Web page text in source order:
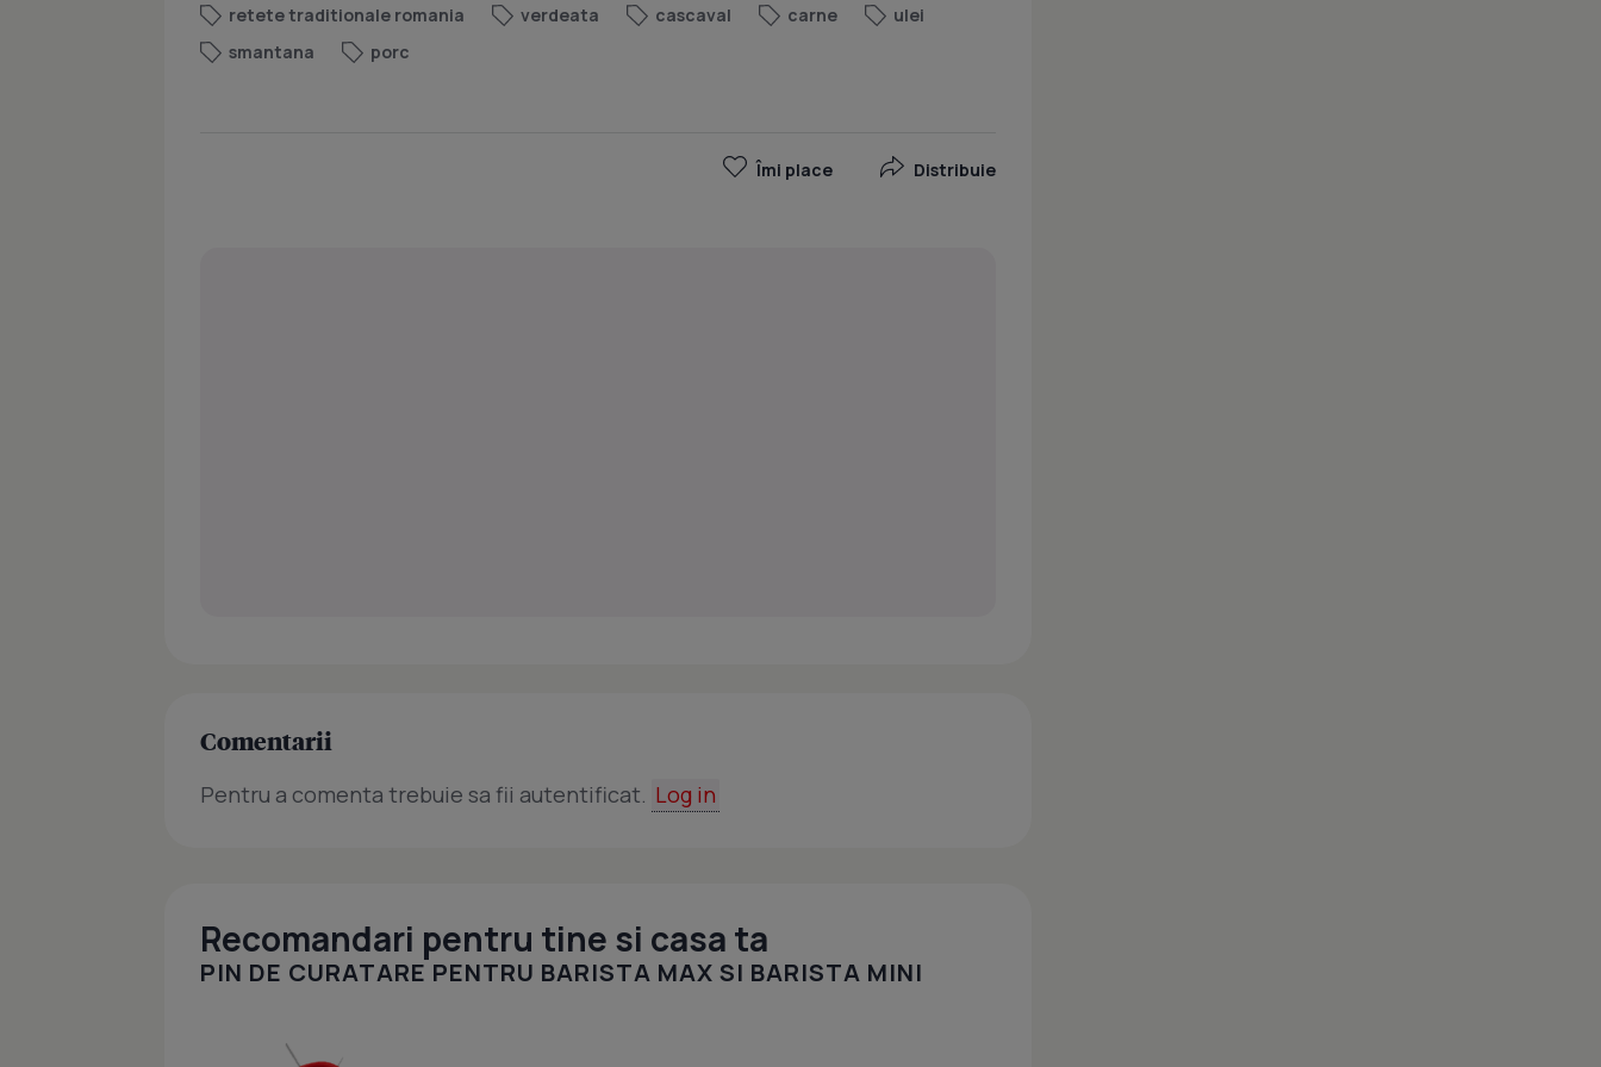
retete traditionale romania verdeata cascaval carne
ulei
smantana
porc
Îmi place Distribuie
Comentarii
Pentru a comenta trebuie sa fii autentificat. Log in
Recomandari pentru tine si casa ta
PIN DE CURATARE PENTRU BARISTA MAX SI BARISTA MINI